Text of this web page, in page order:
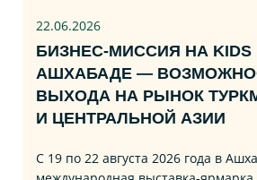
22.06.2026
БИЗНЕС‑МИССИЯ НА KIDS
АШХАБАДЕ —
ВЫХОДА НА РЫНОК
И ЦЕНТРАЛЬНОЙ АЗИИ
С 19 по 22 августа 2026 года в